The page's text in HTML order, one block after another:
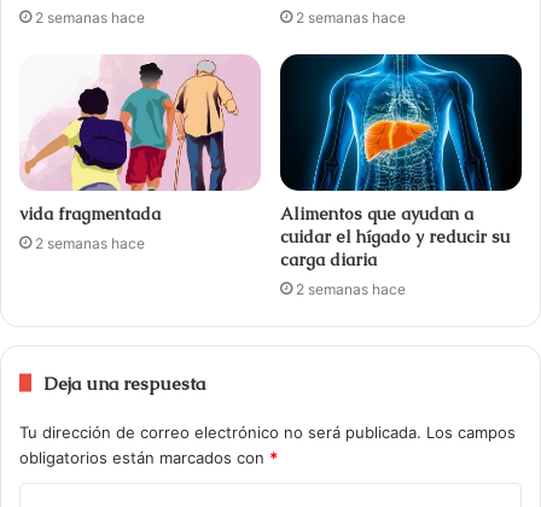
2 semanas hace 2 semanas hace
vida fragmentada
2 semanas hace
Alimentos que ayudan a
cuidar el hígado y reducir su
carga diaria
2 semanas hace
Deja una respuesta
Tu dirección de correo electrónico no será publicada. Los campos
obligatorios están marcados con *